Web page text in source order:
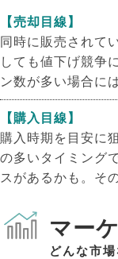
【売却目線】
同時に販売されて
しても値下げ競争
ン数が多い場合に
【購入目線】
購入時期を目安に
の多いタイミング
スがあるかも。そ
マー
どんな市場